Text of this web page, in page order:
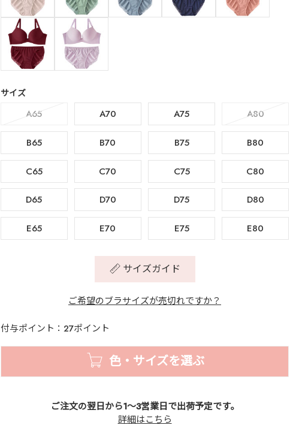
サイズ
A65 A70 A75 A80
B65 B70 B75 B80
C65 C70 C75 C80
D65 D70 D75 D80
E65 E70 E75 E80
サイズガイド
ご希望のブラサイズが売切れですか？
付与ポイント：27ポイント
色・サイズを選ぶ
ご注文の翌日から1～3営業日で出荷予定です。
詳細はこちら